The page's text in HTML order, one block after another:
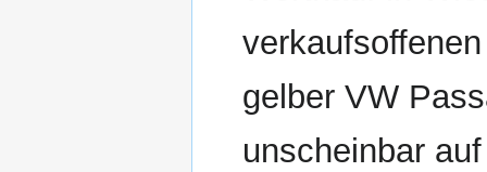
gelber VW
unscheinbar